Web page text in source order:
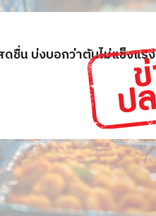
ชื่น​ บ่งบอกว่าตับไม่แข็งแรง